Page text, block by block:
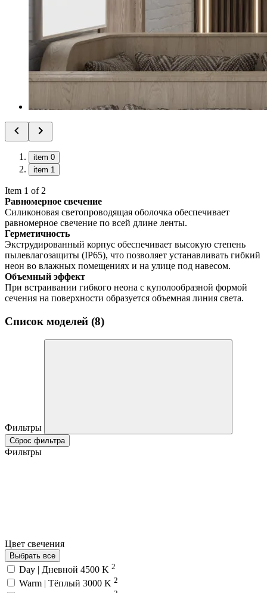
item 0
item 1
Item 1 of 2
Равномерное свечение
Силиконовая светопроводящая оболочка обеспечивает
равномерное свечение по всей длине ленты.
Герметичность
Экструдированный корпус обеспечивает высокую степень
пылевлагозащиты (IP65), что позволяет устанавливать гибкий
неон во влажных помещениях и на улице под навесом.
Объемный эффект
При встраивании гибкого неона с куполообразной формой
сечения на поверхности образуется объемная линия света.
Список моделей (8)
Фильтры
Сброс фильтра
Фильтры
Цвет свечения
Выбрать все
Day | Дневной 4500 K 2
Warm | Тёплый 3000 K 2